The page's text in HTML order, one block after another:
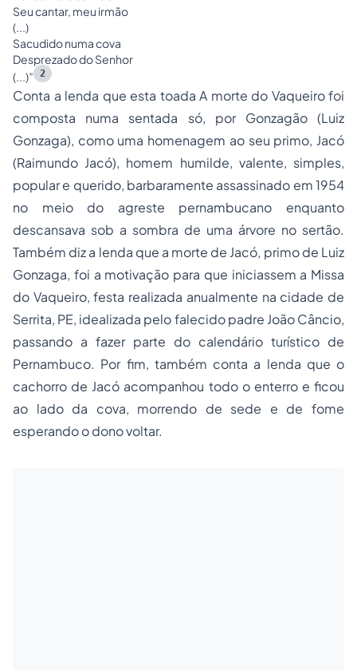
Seu cantar, meu irmão
(...)
Sacudido numa cova
Desprezado do Senhor
(...)”
2
Conta a lenda que esta toada A morte do Vaqueirofoi
composta numa sentada só, por Gonzagão (Luiz
Gonzaga), como uma homenagem ao seu primo, Jacó
(Raimundo Jacó), homem humilde, valente, simples,
popular e querido, barbaramente assassinado em 1954
no meio do agreste pernambucano enquanto
descansava sob a sombra de uma árvore no sertão.
Também diz a lenda que a morte de Jacó, primo de Luiz
Gonzaga, foi a motivação para que iniciassem a Missa
do Vaqueiro, festa realizada anualmente na cidade de
Serrita, PE, idealizada pelo falecido padre João Câncio,
passando a fazer parte do calendário turístico de
Pernambuco. Por fim, também conta a lenda que o
cachorro de Jacó acompanhou todo o enterro e ficou
ao lado da cova, morrendo de sede e de fome
esperando o dono voltar.